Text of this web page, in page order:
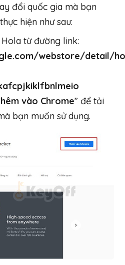
đổi quốc gia mà bạn
hiện như sau:
từ đường link:
webstore/detail/
vào Chrome” để tải
bạn muốn sử dụng.